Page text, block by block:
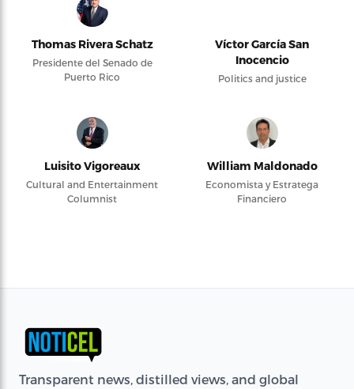
Thomas Rivera Schatz
Presidente del Senado de
Puerto Rico
Víctor García San
Inocencio
Politics and justice
Luisito Vigoreaux
Cultural and Entertainment
Columnist
William Maldonado
Economista y Estratega
Financiero
Transparent news, distilled views, and global